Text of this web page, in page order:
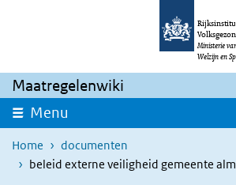
Overslaan en naar de inhoud gaan
Ministerie
Welzijn en
Maatregelenwiki
Menu
Home
documenten
beleid externe veiligheid gemeente